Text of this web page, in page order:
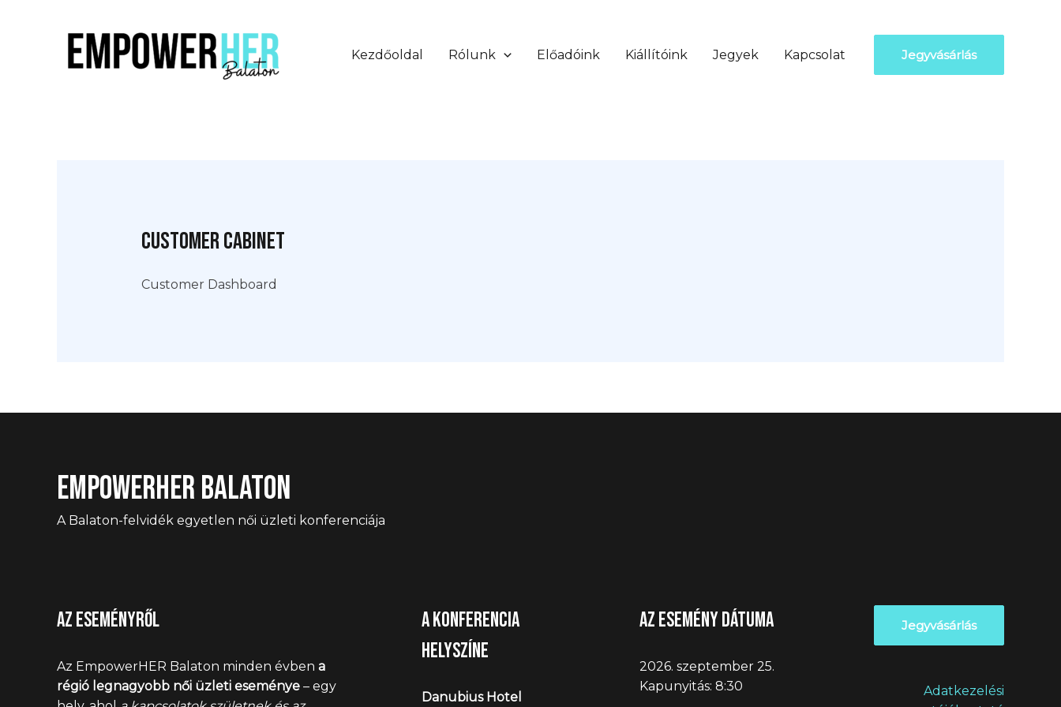
Kezdőoldal Rólunk Előadóink Kiállítóink Jegyek Kapcsolat Jegyvásárlás
Customer Cabinet
Customer Dashboard
EmpowerHER Balaton
A Balaton-felvidék egyetlen női üzleti konferenciája
Az eseményről
Az EmpowerHER Balaton minden évben a
régió legnagyobb női üzleti eseménye – egy
A konferencia
helyszíne
Danubius Hotel
Az esemény dátuma
2026. szeptember 25.
Kapunyitás: 8:30
Jegyvásárlás
Adatkezelési